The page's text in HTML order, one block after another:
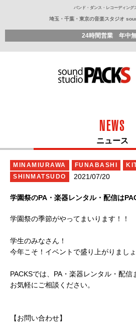
バンド・ダンス・レコーディング
埼玉・千葉・東京の音楽スタジオ
24時間営業 年中
NEWS
ニュース
MINAMIURAWA FUNABASHI
SHINMATSUDO
2021/07/20
学園祭のPA・楽器レンタル・配信は
学園祭の季節がやってまいります！！
学生のみなさん！
今年こそ！イベントで盛り上がりましょ
PACKSでは、PA・楽器レンタル・配信
お気軽にご相談ください。
【お問い合わせ】